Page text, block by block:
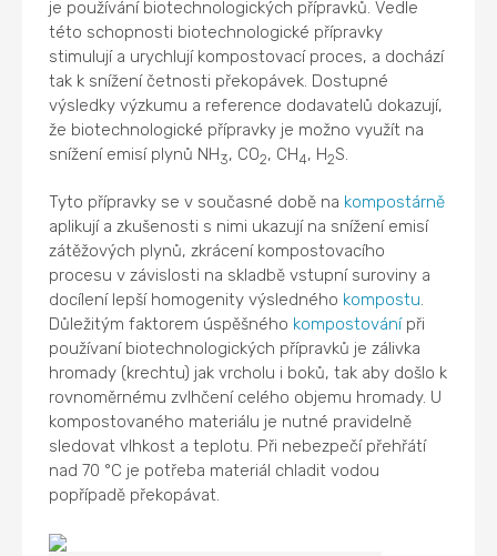
je používání biotechnologických přípravků. Vedle
této schopnosti biotechnologické přípravky
stimulují a urychlují kompostovací proces, a dochází
tak k snížení četnosti překopávek. Dostupné
výsledky výzkumu a reference dodavatelů dokazují,
že biotechnologické přípravky je možno využít na
snížení emisí plynů NH3, CO2, CH4, H2S.
Tyto přípravky se v současné době na kompostárně
aplikují a zkušenosti s nimi ukazují na snížení emisí
zátěžových plynů, zkrácení kompostovacího
procesu v závislosti na skladbě vstupní suroviny a
docílení lepší homogenity výsledného kompostu.
Důležitým faktorem úspěšného kompostovánípři
používaní biotechnologických přípravků je zálivka
hromady (krechtu) jak vrcholu i boků, tak aby došlo k
rovnoměrnému zvlhčení celého objemu hromady. U
kompostovaného materiálu je nutné pravidelně
sledovat vlhkost a teplotu. Při nebezpečí přehřátí
nad 70 °C je potřeba materiál chladit vodou
popřípadě překopávat.